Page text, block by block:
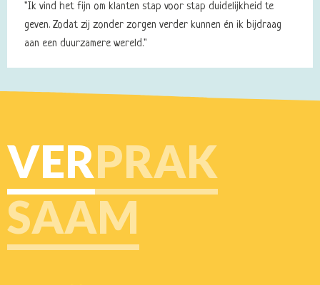
de
"Ik vind het fijn om klanten stap voor stap duidelijkheid te
geven. Zodat zij zonder zorgen verder kunnen én ik bijdraag
aan een duurzamere wereld."
VERPRAK
SAAM